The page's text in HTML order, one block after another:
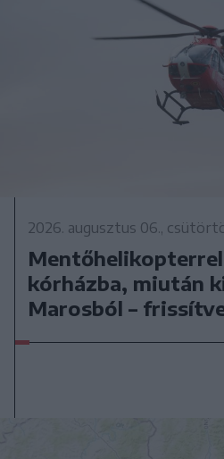
2026. augusztus 06.,
kórházba, miután
Marosból –